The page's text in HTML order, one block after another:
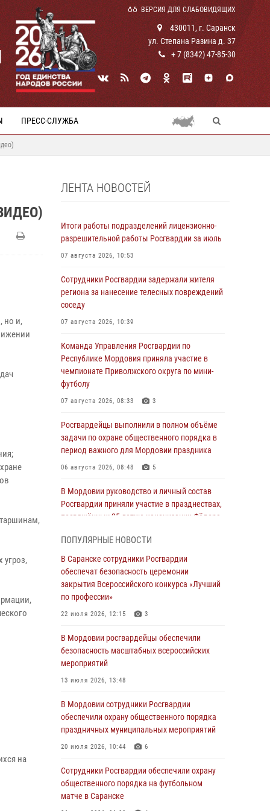
ВЕРСИЯ ДЛЯ СЛАБОВИДЯЩИХ
430011, г. Саранск
ул. Степана Разина д. 37
+ 7 (8342) 47-85-30
ПРЕСС-СЛУЖБА
но и,
угроз,
на
ЛЕНТА НОВОСТЕЙ
Итоги работы подразделений лицензионно-
разрешительной работы Росгвардии за июль
07 августа 2026, 10:53
Сотрудники Росгвардии задержали жителя
региона за нанесение телесных повреждений
соседу
07 августа 2026, 10:39
Команда Управления Росгвардии по
Республике Мордовия приняла участие в
чемпионате Приволжского округа по мини-
футболу
07 августа 2026, 08:33 3
Росгвардейцы выполнили в полном объёме
задачи по охране общественного порядка в
период важного для Мордовии праздника
06 августа 2026, 08:48 5
В Мордовии руководство и личный состав
Росгвардии приняли участие в празднествах,
посвящённых 25-летию канонизации Фёдора
В Саранске сотрудники Росгвардии
задержали дебошира, повредившего
имущество в кафе
06 августа 2026, 07:03
В Саранске по обращению жителей
правоохранители отреагировали
незамедлительно
05 августа 2026, 15:04
В Саранске сотрудники Росгвардии
задержали мужчину, подозреваемого в
причинении телесных повреждений супруге
05 августа 2026, 12:34
Росгвардейцы обеспечили общественную
безопасность во время проведения
масштабного праздника в Темникове
ПОПУЛЯРНЫЕ НОВОСТИ
В Саранске сотрудники Росгвардии
обеспечат безопасность церемонии
закрытия Всероссийского конкурса «Лучший
по профессии»
22 июля 2026, 12:15 3
В Мордовии росгвардейцы обеспечили
безопасность масштабных всероссийских
мероприятий
13 июля 2026, 13:48
В Мордовии сотрудники Росгвардии
обеспечили охрану общественного порядка
праздничных муниципальных мероприятий
20 июля 2026, 10:44 6
Сотрудники Росгвардии обеспечили охрану
общественного порядка на футбольном
матче в Саранске